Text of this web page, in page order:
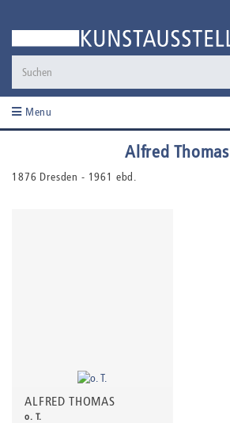
Menu
Alfred Thomas
1876 Dresden - 1961 ebd.
ALFRED THOMAS
o. T.